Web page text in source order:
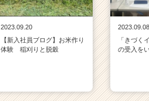
2023.09.20
【新入社員ブログ】お米作り
体験 稲刈りと脱穀
2023.09.08
「きづく
の受入を